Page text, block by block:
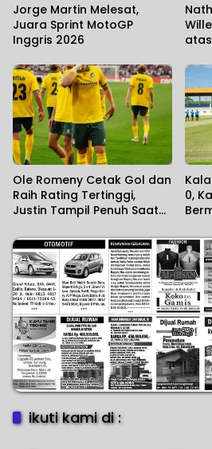
Jorge Martin Melesat,
Juara Sprint MotoGP
Inggris 2026
Ole Romeny Cetak Gol dan
Raih Rating Tertinggi,
Justin Tampil Penuh Saat
2-2
0,
ikuti kami di :